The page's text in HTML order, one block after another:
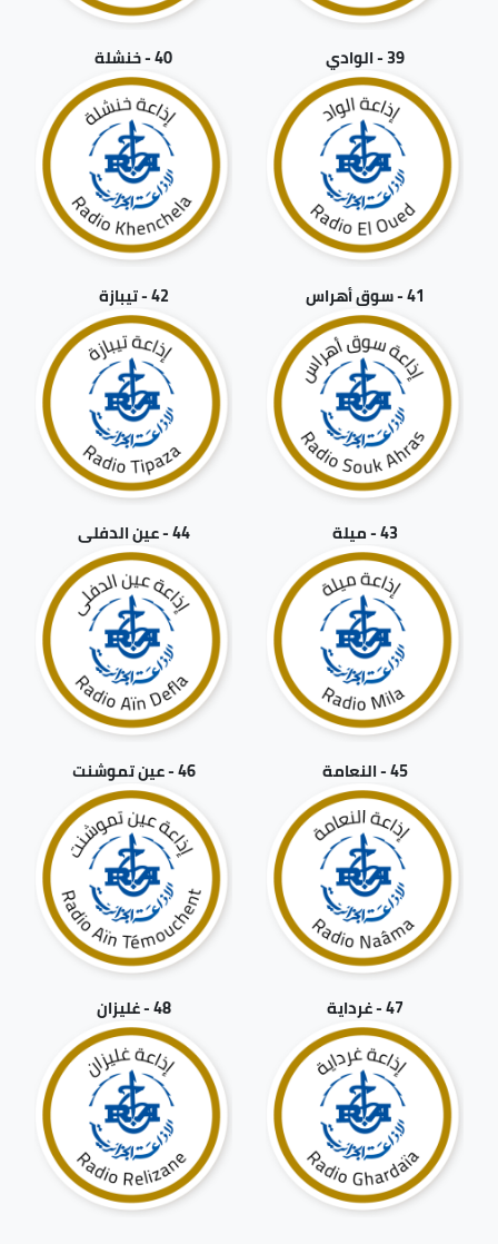
39 - الوادي 40 - خنشلة
41 - سوق أهراس 42 - تيبازة
43 - ميلة 44 - عين الدفلى
45 - النعامة 46 - عين تموشنت
47 - غرداية 48 - غليزان